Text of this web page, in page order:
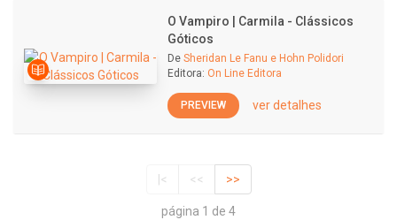
O Vampiro | Carmila - Clássicos
Góticos
De Sheridan Le Fanu e Hohn Polidori
Editora: On Line Editora
PREVIEW ver detalhes
|< << >>
página 1 de 4